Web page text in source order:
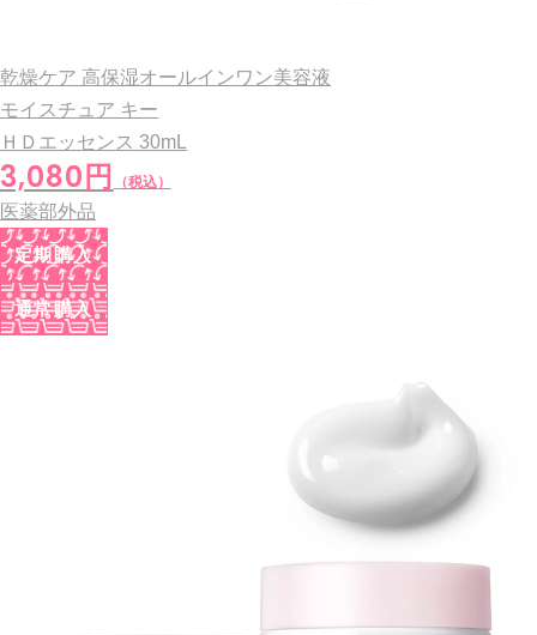
乾燥ケア 高保湿オールインワン美容液
モイスチュア キー
ＨＤエッセンス 30mL
3,080円 （税込）
医薬部外品
定期購入
通常購入